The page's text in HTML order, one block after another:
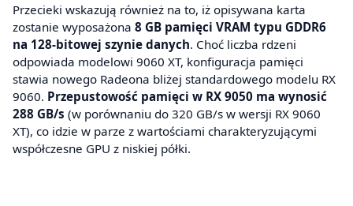
Przecieki wskazują również na to, iż opisywana karta
zostanie wyposażona 8 GB pamięci VRAM typu GDDR6
na 128-bitowej szynie danych. Choć liczba rdzeni
odpowiada modelowi 9060 XT, konfiguracja pamięci
stawia nowego Radeona bliżej standardowego modelu RX
9060. Przepustowość pamięci w RX 9050 ma wynosić
288 GB/s (w porównaniu do 320 GB/s w wersji RX 9060
XT), co idzie w parze z wartościami charakteryzującymi
współczesne GPU z niskiej półki.